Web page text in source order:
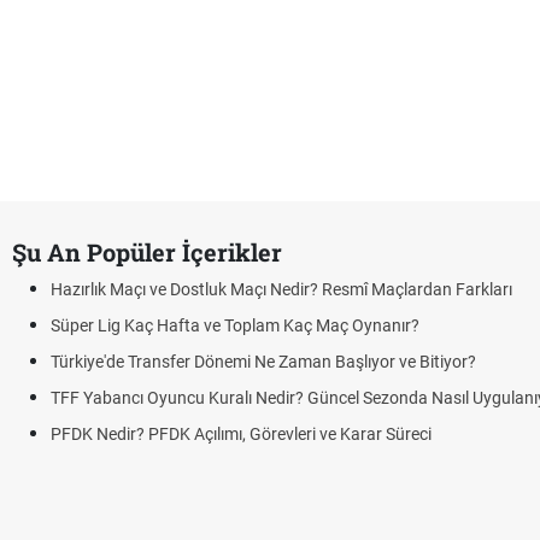
Şu An Popüler İçerikler
Hazırlık Maçı ve Dostluk Maçı Nedir? Resmî Maçlardan Farkları
Süper Lig Kaç Hafta ve Toplam Kaç Maç Oynanır?
Türkiye'de Transfer Dönemi Ne Zaman Başlıyor ve Bitiyor?
TFF Yabancı Oyuncu Kuralı Nedir? Güncel Sezonda Nasıl
PFDK Nedir? PFDK Açılımı, Görevleri ve Karar Süreci